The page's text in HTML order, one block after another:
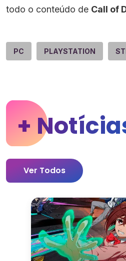
todo o conteúdo de Call of
PC PLAYSTATION
+
Ver Todos